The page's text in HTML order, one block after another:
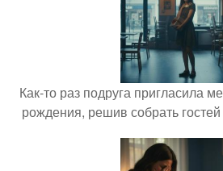
Как-то раз подруга пригласила
рождения, решив собрать